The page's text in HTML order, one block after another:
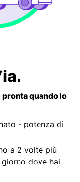
quando lo
- potenza di
a 2 volte più
dove hai